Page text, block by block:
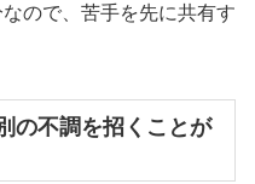
ので、苦手を先に共有す
の不調を招くことが